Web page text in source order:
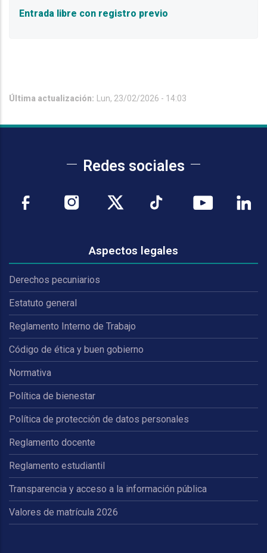
Entrada libre con registro previo
Última actualización: Lun, 23/02/2026 - 14:03
Redes sociales
Aspectos legales
Derechos pecuniarios
Estatuto general
Reglamento Interno de Trabajo
Código de ética y buen gobierno
Normativa
Política de bienestar
Política de protección de datos personales
Reglamento docente
Reglamento estudiantil
Transparencia y acceso a la información pública
Valores de matrícula 2026